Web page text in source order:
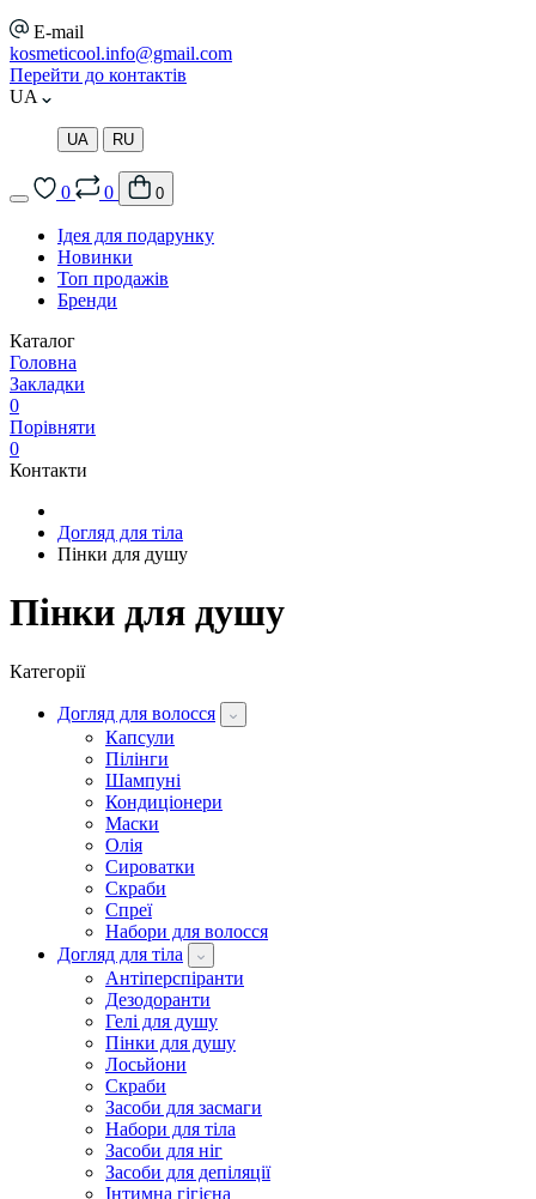
E-mail
kosmeticool.info@gmail.com
Перейти до контактів
UA
UA RU
0 0 0
Ідея для подарунку
Новинки
Топ продажів
Бренди
Каталог
Головна
Закладки
0
Порівняти
0
Контакти
Догляд для тіла
Пінки для душу
Пінки для душу
Категорії
Догляд для волосся
Капсули
Пілінги
Шампуні
Кондиціонери
Маски
Олія
Сироватки
Скраби
Спреї
Набори для волосся
Догляд для тіла
Антіперспіранти
Дезодоранти
Гелі для душу
Пінки для душу
Лосьйони
Скраби
Засоби для засмаги
Набори для тіла
Засоби для ніг
Засоби для депіляції
Інтимна гігієна